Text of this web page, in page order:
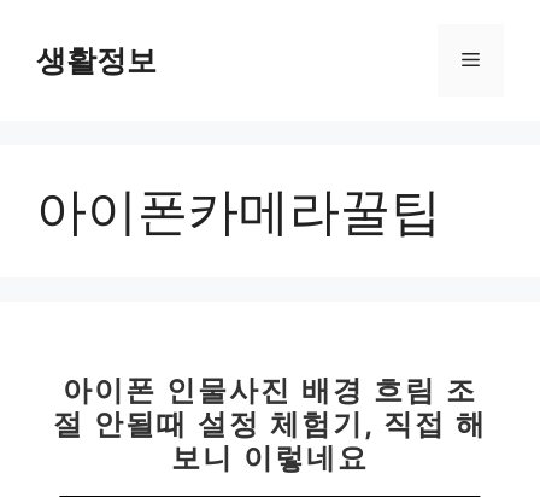
생활정보 메
아이폰카메라꿀팁
아이폰 인물사진 배경 흐림 조
절 안될때 설정 체험기, 직접 해
보니 이렇네요